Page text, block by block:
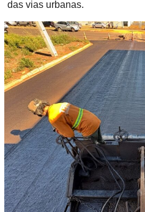
das vias urbanas.